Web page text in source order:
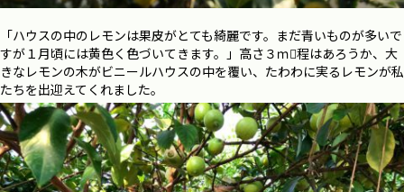
「ハウスの中のレモンは果皮がとても綺麗です。まだ青いものが多いで
すが１月頃には黄色く色づいてきます。」高さ３ｍ程はあろうか、大
きなレモンの木がビニールハウスの中を覆い、たわわに実るレモンが私
たちを出迎えてくれました。